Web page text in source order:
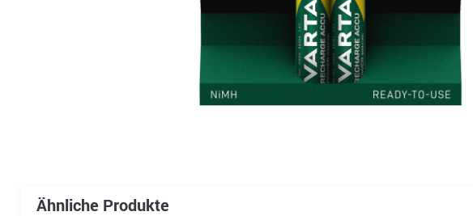
Ähnliche Produkte